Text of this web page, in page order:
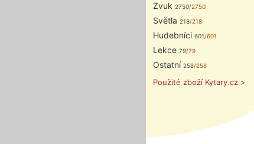
Zvuk 2750/2750
Světla 218/218
Hudebníci 601/601
Lekce 79/79
Ostatní 258/258
Použité zboží Kytary.cz >